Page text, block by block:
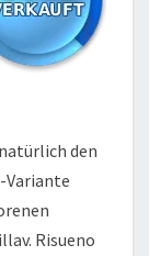
den
Variante
Risueno